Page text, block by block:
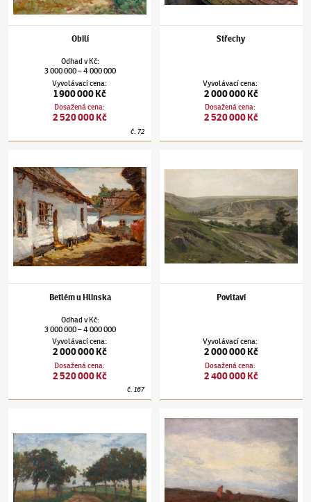
Obilí
Odhadv Kč:
3 000 000–4 000 000
Vyvolávací cena:
1 900 000 Kč
Dosažená cena:
2 520 000 Kč
č.72
Střechy
Vyvolávací cena:
2 000 000 Kč
Dosažená cena:
2 520 000 Kč
Betlém u Hlinska
Odhadv Kč:
3 000 000–4 000 000
Vyvolávací cena:
2 000 000 Kč
Dosažená cena:
2 520 000 Kč
č.167
Povltaví
Vyvolávací cena:
2 000 000 Kč
Dosažená cena:
2 400 000 Kč
Antonín Slavíček(1870–1910)Vybírání